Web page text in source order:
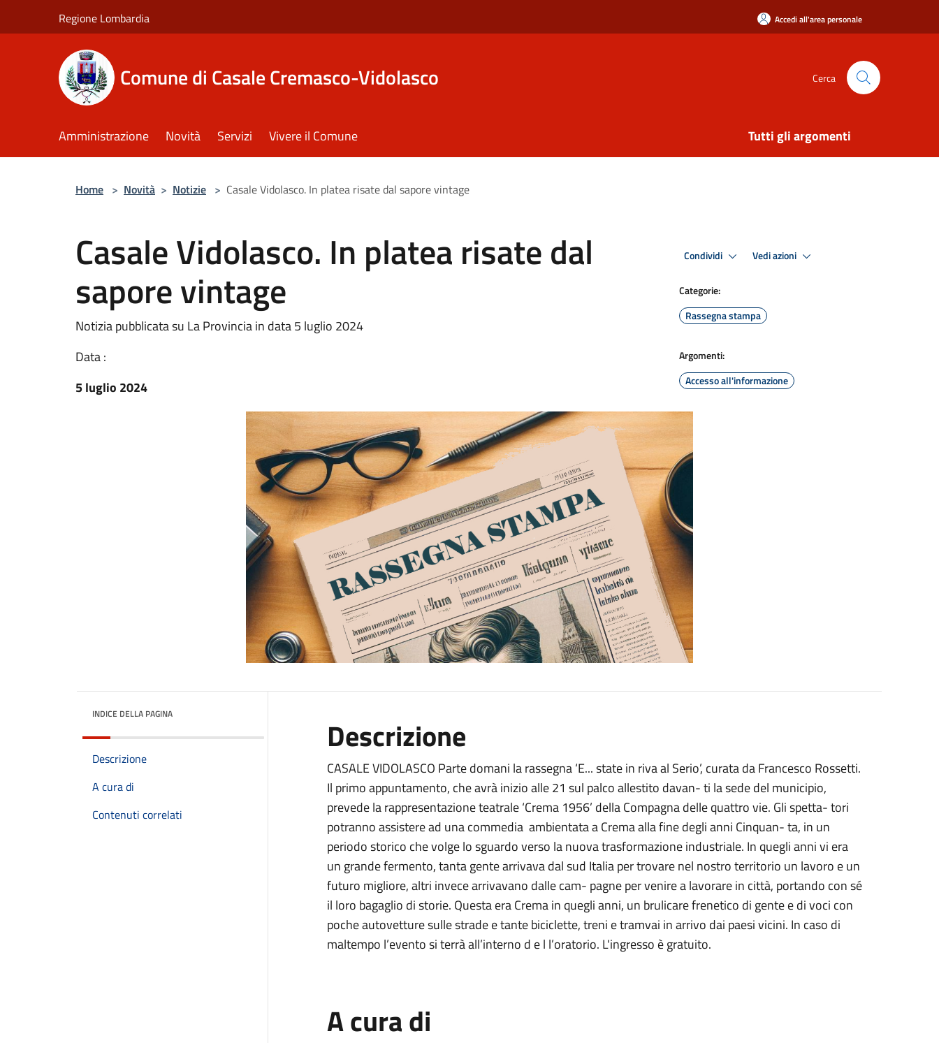
Regione Lombardia Accedi all'area personale
Comune di Casale Cremasco-Vidolasco Cerca
Amministrazione Novità Servizi Vivere il Comune Tutti gli argomenti
Home > Novità > Notizie > Casale Vidolasco. In platea risate dal sapore vintage
Casale Vidolasco. In platea risate dal
sapore vintage
Notizia pubblicata su La Provincia in data 5 luglio 2024
Data :
5 luglio 2024
Condividi Vedi azioni
Categorie:
Rassegna stampa
Argomenti:
Accesso all'informazione
INDICE DELLA PAGINA
Descrizione
A cura di
Contenuti correlati
Descrizione
CASALE VIDOLASCO Parte domani la rassegna ‘E... state in riva al Serio’, curata da Francesco Rossetti.
Il primo appuntamento, che avrà inizio alle 21 sul palco allestito davan- ti la sede del municipio,
prevede la rappresentazione teatrale ‘Crema 1956’ della Compagna delle quattro vie. Gli spetta- tori
potranno assistere ad una commedia ambientata a Crema alla fine degli anni Cinquan- ta, in un
periodo storico che volge lo sguardo verso la nuova trasformazione industriale. In quegli anni vi era
un grande fermento, tanta gente arrivava dal sud Italia per trovare nel nostro territorio un lavoro e un
futuro migliore, altri invece arrivavano dalle cam- pagne per venire a lavorare in città, portando con sé
il loro bagaglio di storie. Questa era Crema in quegli anni, un brulicare frenetico di gente e di voci con
poche autovetture sulle strade e tante biciclette, treni e tramvai in arrivo dai paesi vicini. In caso di
maltempo l’evento si terrà all’interno d e l l’oratorio. L'ingresso è gratuito.
A cura di